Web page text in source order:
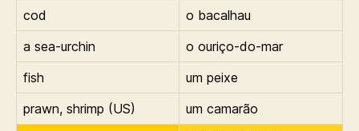
cod
o bacalhau
a sea-urchin
o ouriço-do-mar
fish
um peixe
prawn, shrimp (US)
um camarão